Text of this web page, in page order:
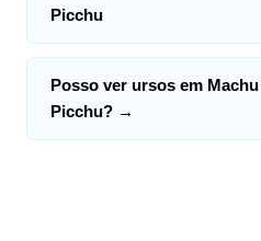
Picchu
Posso ver ursos em Machu
Picchu? →